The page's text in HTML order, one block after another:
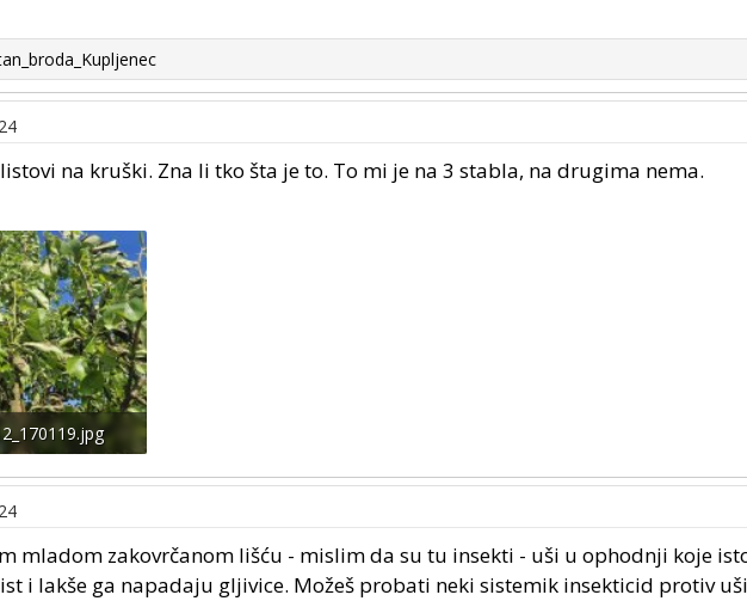
na kruški. Zna li tko šta je to. To mi je na 3 stabla, na drugima nema.
Pregleda: 33
mladom zakovrčanom lišću - mislim da su tu insekti - uši u ophodnji koje
i lakše ga napadaju gljivice. Možeš probati neki sistemik insekticid protiv